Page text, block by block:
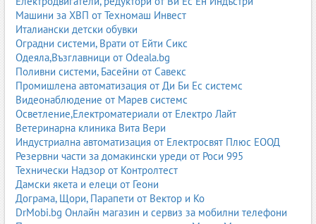
Машини за ХВП от Техномаш Инвест
Италиански детски обувки
Оградни системи, Врати от Ейти Сикс
Одеяла,Възглавници от Odeala.bg
Поливни системи, Басейни от Савекс
Промишлена автоматизация от Ди Би Ес системс
Видеонаблюдение от Марев системс
Осветление,Електроматериали от Електро Лайт
Ветеринарна клиника Вита Вери
Индустриална автоматизация от Електросвят Плюс ЕООД
Резервни части за домакински уреди от Роси 995
Технически Надзор от Контролтест
Дамски якета и елеци от Геони
Дограма, Щори, Парапети от Вектор и Ко
DrMobi.bg Онлайн магазин и сервиз за мобилни телефони